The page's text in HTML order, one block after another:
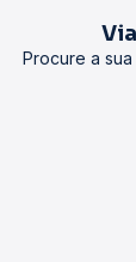
Procure a